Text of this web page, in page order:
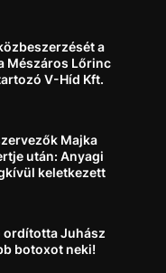
a
Mészáros Lőrinc
V-Híd Kft.
Majka
után: Anyagi
keletkezett
ordította Juhász
botoxot neki!